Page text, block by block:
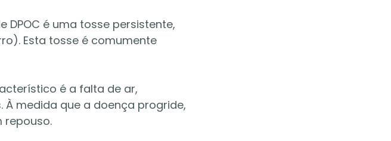
DPOC é uma tosse persistente,
Esta tosse é comumente
é a falta de ar,
medida que a doença progride,
repouso.